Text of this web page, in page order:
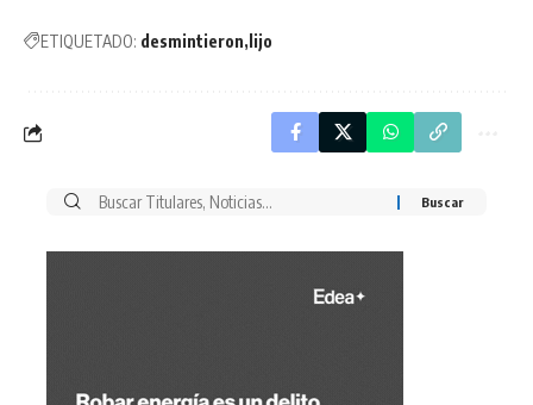
ETIQUETADO: desmintieron lijo
Buscar